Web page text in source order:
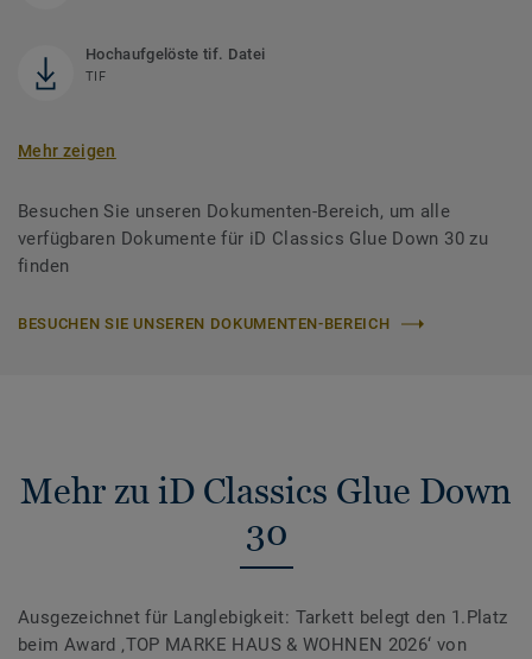
Hochaufgelöste tif. Datei
TIF
Mehr zeigen
Besuchen Sie unseren Dokumenten-Bereich, um alle
verfügbaren Dokumente für iD Classics Glue Down 30 zu
finden
BESUCHEN SIE UNSEREN DOKUMENTEN-BEREICH
Mehr zu iD Classics Glue Down
30
Ausgezeichnet für Langlebigkeit: Tarkett belegt den 1.Platz
beim Award ‚TOP MARKE HAUS & WOHNEN 2026‘ von